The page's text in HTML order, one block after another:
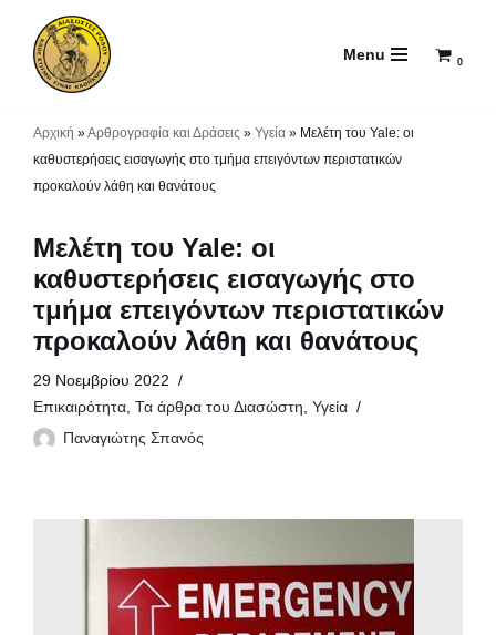
Μεταπηδήστε
Menu 0
Αρχική »Αρθρογραφία και Δράσεις » Υγεία » Μελέτη του Yale: οι
καθυστερήσεις εισαγωγής στο τμήμα επειγόντων περιστατικών
προκαλούν λάθη και θανάτους
Μελέτη του Yale: οι
καθυστερήσεις εισαγωγής στο
τμήμα επειγόντων περιστατικών
προκαλούν λάθη και θανάτους
29 Νοεμβρίου 2022
Επικαιρότητα, Τα άρθρα του Διασώστη, Υγεία
Παναγιώτης Σπανός